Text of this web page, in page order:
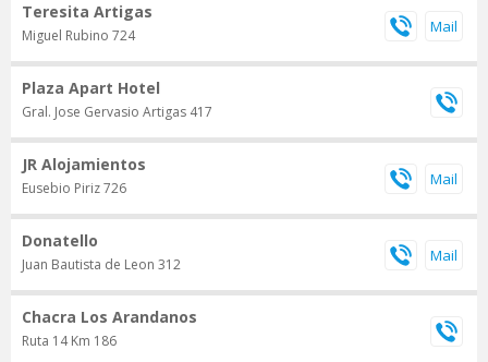
Teresita Artigas
Miguel Rubino 724
Plaza Apart Hotel
Gral. Jose Gervasio Artigas 417
JR Alojamientos
Eusebio Piriz 726
Donatello
Juan Bautista de Leon 312
Chacra Los Arandanos
Ruta 14 Km 186